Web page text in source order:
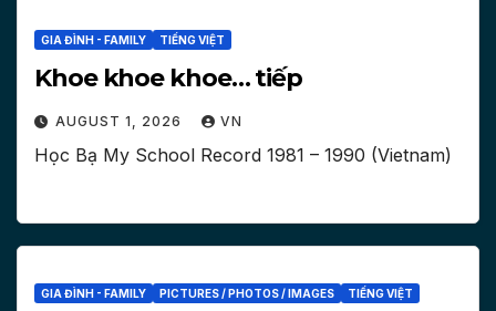
GIA ĐÌNH - FAMILY TIẾNG VIỆT
Khoe khoe khoe… tiếp
AUGUST 1, 2026 VN
Học Bạ My School Record 1981 – 1990 (Vietnam)
GIA ĐÌNH - FAMILY PICTURES / PHOTOS / IMAGES TIẾNG VIỆT